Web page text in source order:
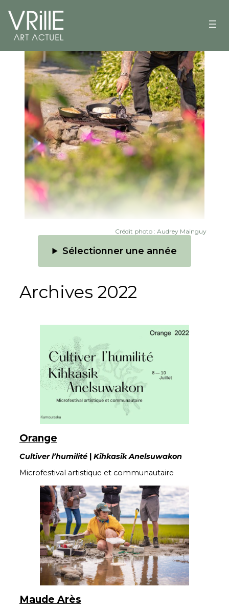
Crédit photo : Audrey Mainguy
Sélectionner une année
Archives 2022
Orange
Cultiver l’humilité | Kihkasik Anelsuwakon
Microfestival artistique et communautaire
Maude Arès